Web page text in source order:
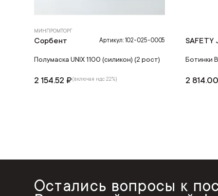
МИНПРОМТОРГ
Сорбент Артикул: 102-025-0005
Полумаска UNIX 1100 (силикон) (2 рост)
2 154.52 ₽(включая ндс 22%)
SAFETY
Ботинки
2
Остались вопросы к